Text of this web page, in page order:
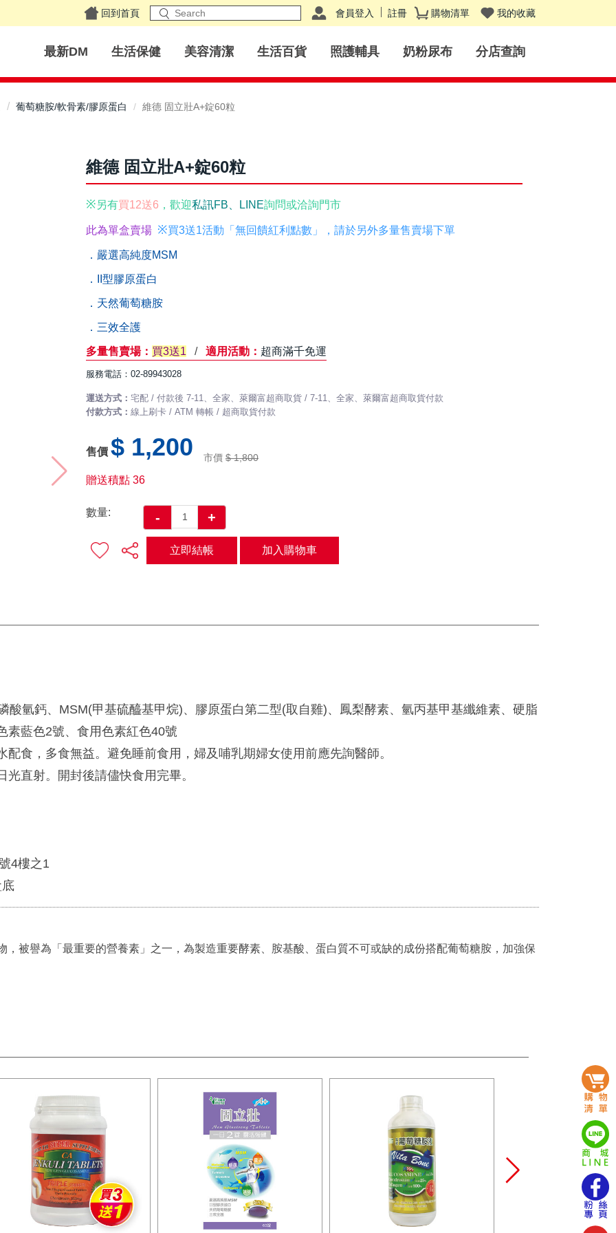
回到首頁 會員登入 註冊 購物清單 我的收藏
最新DM 生活保健 美容清潔 生活百貨 照護輔具 奶粉尿布 分店查詢
葡萄糖胺/軟骨素/膠原蛋白 維德 固立壯A+錠60粒
維德 固立壯A+錠60粒
※另有買12送6 ， 歡迎私訊FB、LINE詢問或洽詢門市
此為單盒賣場 ※買3送1活動「無回饋紅利點數」，請於另外多量售賣場下單
．嚴選高純度MSM
．II型膠原蛋白
．天然葡萄糖胺
．三效全護
多量售賣場： 買3送1 / 適用活動： 超商滿千免運
服務電話：02-89943028
運送方式： 宅配 / 付款後 7-11、全家、萊爾富超商取貨 / 7-11、全家、萊爾富超商取貨付款
付款方式： 線上刷卡 / ATM 轉帳 / 超商取貨付款
售價 $ 1,200 市價 $ 1,800
贈送積點 36
數量: - +
立即結帳 加入購物車
氫鈣、MSM(甲基硫醯基甲烷)、膠原蛋白第二型(取自雞)、鳳梨酵素、氫丙基甲基纖維素、硬脂
素藍色2號、食用色素紅色40號
食，多食無益。避免睡前食用，婦及哺乳期婦女使用前應先詢醫師。
直射。開封後請儘快食用完畢。
4樓之1
，被譽為「最重要的營養素」之一，為製造重要酵素、胺基酸、蛋白質不可或缺的成份搭配葡萄糖胺，加強保